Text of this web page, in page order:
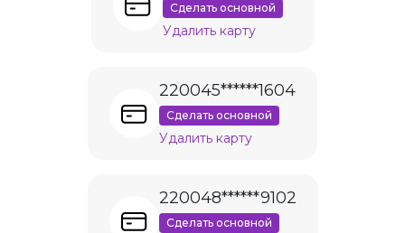
Сделать основной
Удалить карту
220045******1604
Сделать основной
Удалить карту
220048******9102
Сделать основной